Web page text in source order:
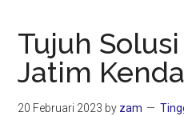
Tujuh
Jatim
20 Februari 2023 by zam